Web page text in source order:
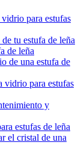
para estufas
tu estufa de leña
de leña
de una estufa de
vidrio para estufas
y
estufas de leña
el cristal de una